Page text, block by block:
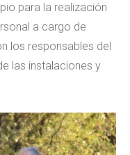
para la realización
a cargo de
los responsables del
las instalaciones y